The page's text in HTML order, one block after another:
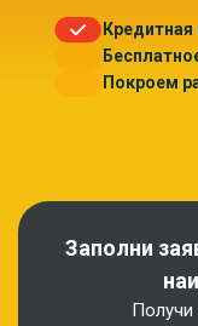
Заполни
Получи
Кредитная
Покроем